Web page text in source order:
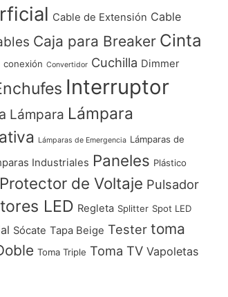
Cable de Extensión Cable
Caja para Breaker Cinta
conexión Convertidor Cuchilla Dimmer
Interruptor
Lámpara Lámpara
Lámparas de Emergencia Lámparas de
Industriales Paneles Plástico
Protector de Voltaje Pulsador
LED Regleta Splitter Spot LED
Sócate Tapa Beige Tester toma
Toma Triple Toma TV Vapoletas